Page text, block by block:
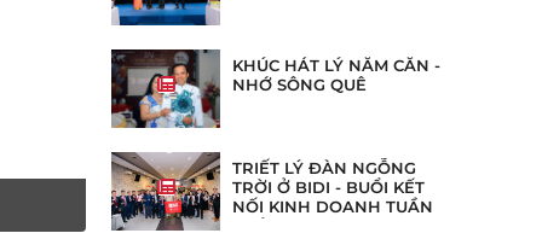
KHÚC HÁT LÝ NĂM CĂN -
NHỚ SÔNG QUÊ
TRIẾT LÝ ĐÀN NGỖNG
TRỜI Ở BIDI - BUỔI KẾT
NỐI KINH DOANH TUẦN